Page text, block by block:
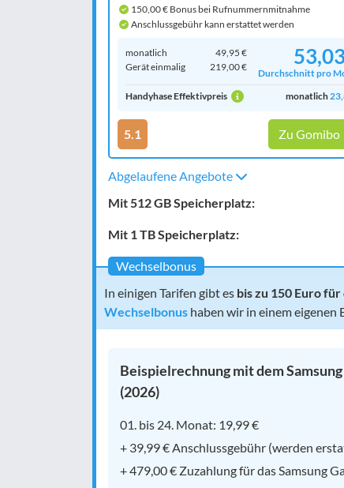
150,00 € Bonus bei Rufnummernmitnahme
Anschlussgebühr kann erstattet werden
monatlich
49,95 €
Gerät einmalig
219,00 €
Durchschnitt pro
Handyhase Effektivpreis
monatlich
5.1 Zu Gomibo
Abgelaufene Angebote
Mit 512 GB Speicherplatz:
Mit 1 TB Speicherplatz:
Wechselbonus
In einigen Tarifen gibt es bis zu 150 Euro
Wechselbonus haben wir in einem
Beispielrechnung mit dem
(2026)
01. bis 24. Monat: 19,99 €
+ 39,99 € Anschlussgebühr (werden
+ 479,00 € Zuzahlung für das Samsung